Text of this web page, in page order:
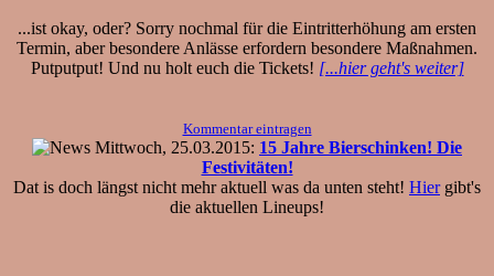
...ist okay, oder? Sorry nochmal für die Eintritterhöhung am ersten
Termin, aber besondere Anlässe erfordern besondere Maßnahmen.
Putputput! Und nu holt euch die Tickets! [...hier geht's weiter]
Kommentar eintragen
Mittwoch, 25.03.2015: 15 Jahre Bierschinken! Die
Festivitäten!
Dat is doch längst nicht mehr aktuell was da unten steht! Hiergibt's
die aktuellen Lineups!